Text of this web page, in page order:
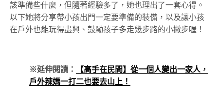
該準備些什麼，但隨著經驗多了，她也理出了一套心得。
以下她將分享帶小孩出門一定要準備的裝備，以及讓小孩
在戶外也能玩得盡興、鼓勵孩子多走幾步路的小撇步喔！
※延伸閱讀：
【高手在民間】從一個人變出一家人，
戶外辣媽一打二也要去山上！